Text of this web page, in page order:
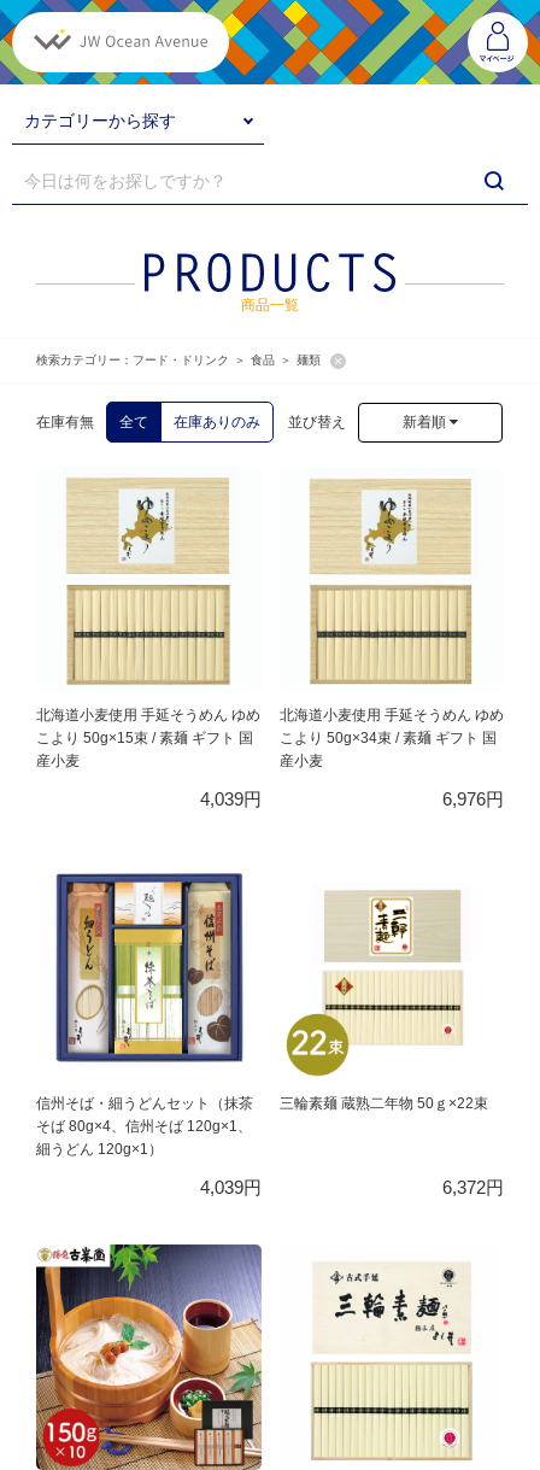
カテゴリーから探す
商品一覧
検索カテゴリー： フード・ドリンク 食品 麺類
在庫有無 全て 在庫ありのみ 並び替え 新着順
北海道小麦使用 手延そうめん ゆめ
こより 50g×15束 / 素麺 ギフト 国
産小麦
4,039円
北海道小麦使用 手延そうめん ゆめ
こより 50g×34束 / 素麺 ギフト 国
産小麦
6,976円
信州そば・細うどんセット（抹茶
そば 80g×4、信州そば 120g×1、
細うどん 120g×1）
4,039円
三輪素麺 蔵熟二年物 50ｇ×22束
6,372円